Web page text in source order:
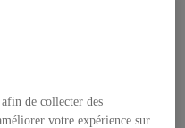
de collecter des
votre expérience sur